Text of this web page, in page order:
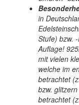
in
Stufe) bzw.
Auflage!
mit vielen
welche im
betrachtet
bzw.
betrachtet